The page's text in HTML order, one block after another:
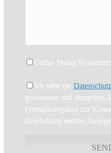
Gallus Verlag
Ich habe die
genommen und akzeptiert.
Formularangaben zur
Bearbeitung meines